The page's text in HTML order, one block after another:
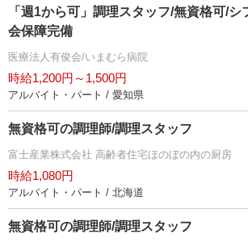
「週1から可」調理スタッフ/無資格可/
会保障完備
医療法人有俊会/いまむら病院
時給1,200円～1,500円
アルバイト・パート / 愛知県
無資格可の調理師/調理スタッフ
富士産業株式会社 高齢者住宅ほのぼの内の厨房
時給1,080円
アルバイト・パート / 北海道
無資格可の調理師/調理スタッフ